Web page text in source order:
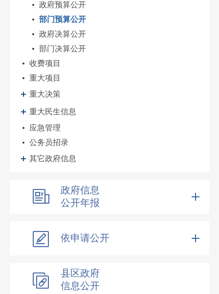
政府预算公开
部门预算公开
政府决算公开
部门决算公开
收费项目
重大项目
重大决策
重大民生信息
应急管理
公务员招录
其它政府信息
政府信息
公开年报
依申请公开
县区政府
信息公开